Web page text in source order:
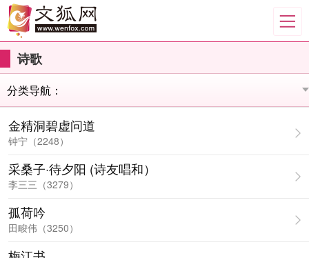
诗歌
金精洞碧虚问道
钟宁（2248）
采桑子·待夕阳 (诗友唱和）
李三三（3279）
孤荷吟
田畯伟（3250）